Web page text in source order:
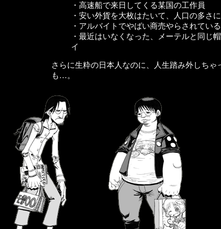
・高速船で来日してくる某国の工作員
・安い外貨を大枚はたいて、人口の多さ
・アルバイトでやばい商売やらされてい
・最近はいなくなった、メーテルと同じ
イ
さらに生粋の日本人なのに、人生踏み外しちゃ
も…。